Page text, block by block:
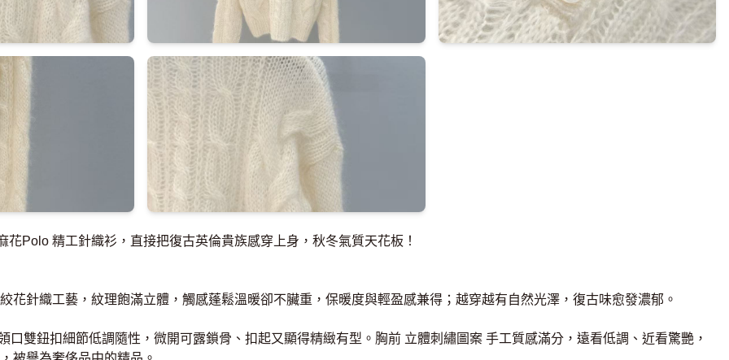
花Polo 精工針織衫，直接把復古英倫貴族感穿上身，秋冬氣質天花板！
花針織工藝，紋理飽滿立體，觸感蓬鬆溫暖卻不臟重，保暖度與輕盈感兼得；越穿越有自然光澤，復古味愈發濃郁。
口雙鈕扣細節低調隨性，微開可露鎖骨、扣起又顯得精緻有型。胸前 立體刺繡圖案 手工質感滿分，遠看低調、近看驚艷，